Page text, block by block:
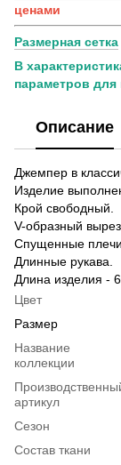
ценами
Размерная сетка
В
параметров для
Описание
Джемпер в
Изделие
Крой свободный.
V-образный
Спущенные плечи.
Длинные рукава.
Длина изделия -
Цвет
Размер
Название
коллекции
артикул
Сезон
Состав ткани